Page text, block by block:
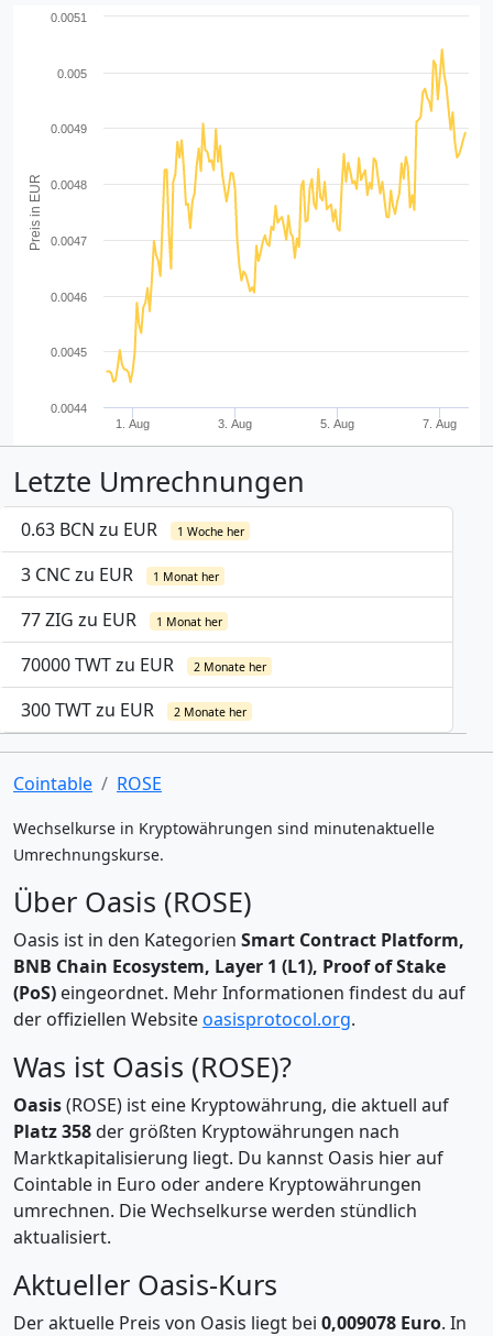
Preis in EUR
1. Aug 3. Aug 5. Aug 7. Aug
0.0044
0.0045
0.0046
0.0047
0.0048
0.0049
0.005
0.0051
Letzte Umrechnungen
0.63 BCN zu EUR 1 Woche her
3 CNC zu EUR 1 Monat her
77 ZIG zu EUR 1 Monat her
70000 TWT zu EUR 2 Monate her
300 TWT zu EUR 2 Monate her
Cointable ROSE
Wechselkurse in Kryptowährungen sind minutenaktuelle
Umrechnungskurse.
Über Oasis (ROSE)
Oasis ist in den Kategorien Smart Contract Platform,
BNB Chain Ecosystem, Layer 1 (L1), Proof of Stake
(PoS) eingeordnet. Mehr Informationen findest du auf
der offiziellen Websiteoasisprotocol.org.
Was ist Oasis (ROSE)?
Oasis(ROSE) ist eine Kryptowährung, die aktuell auf
Platz 358der größten Kryptowährungen nach
Marktkapitalisierung liegt. Du kannst Oasis hier auf
Cointable in Euro oder andere Kryptowährungen
umrechnen. Die Wechselkurse werden stündlich
aktualisiert.
Aktueller Oasis-Kurs
Der aktuelle Preis von Oasis liegt bei 0,009078 Euro. In